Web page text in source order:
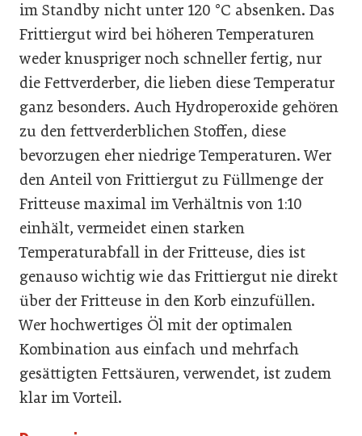
im Standby nicht unter 120 °C absenken. Das
Frittiergut wird bei höheren Temperaturen
weder knuspriger noch schneller fertig, nur
die Fettverderber, die lieben diese Temperatur
ganz besonders. Auch Hydroperoxide gehören
zu den fettverderblichen Stoffen, diese
bevorzugen eher niedrige Temperaturen. Wer
den Anteil von Frittiergut zu Füllmenge der
Fritteuse maximal im Verhältnis von 1:10
einhält, vermeidet einen starken
Temperaturabfall in der Fritteuse, dies ist
genauso wichtig wie das Frittiergut nie direkt
über der Fritteuse in den Korb einzufüllen.
Wer hochwertiges Öl mit der optimalen
Kombination aus einfach und mehrfach
gesättigten Fettsäuren, verwendet, ist zudem
klar im Vorteil.